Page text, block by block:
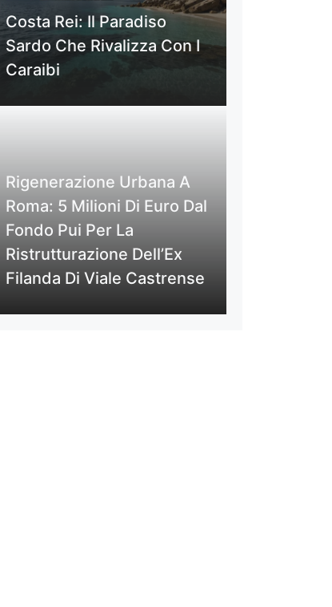
Costa Rei: Il Paradiso
Sardo Che Rivalizza Con I
Caraibi
Rigenerazione Urbana A
Roma: 5 Milioni Di Euro Dal
Fondo Pui Per La
Ristrutturazione Dell’Ex
Filanda Di Viale Castrense